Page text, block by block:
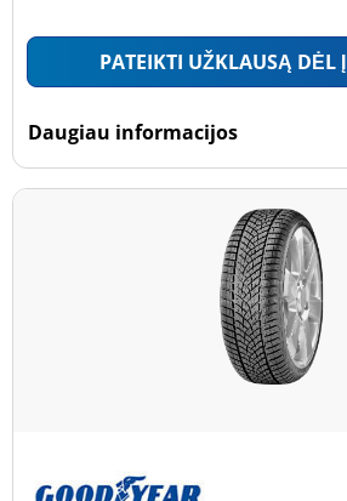
PATEIKTI UŽKLAUSĄ DĖL
Daugiau informacijos